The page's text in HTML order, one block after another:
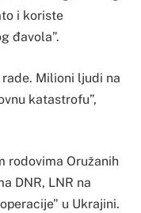
i koriste
đavola”.
rade. Milioni ljudi na
katastrofu”,
rodovima Oružanih
DNR, LNR na
u Ukrajini.